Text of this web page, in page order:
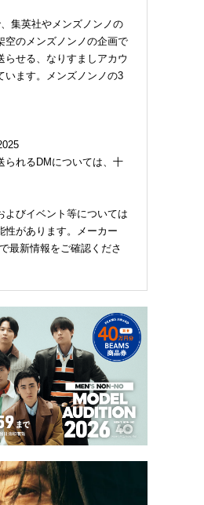
集英社やメンズノンノの
空のメンズノンノの企画で
らせる、なりすましアカウ
います。メンズノンノの3
られるDMについては、十
びイベント等については
性があります。メーカー
最新情報をご確認くださ